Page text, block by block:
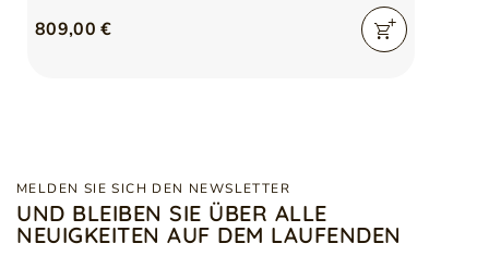
Symbol5905242967263
809,00 €
MELDEN SIE SICH DEN NEWSLETTER
UND BLEIBEN SIE ÜBER ALLE
NEUIGKEITEN AUF DEM LAUFENDEN